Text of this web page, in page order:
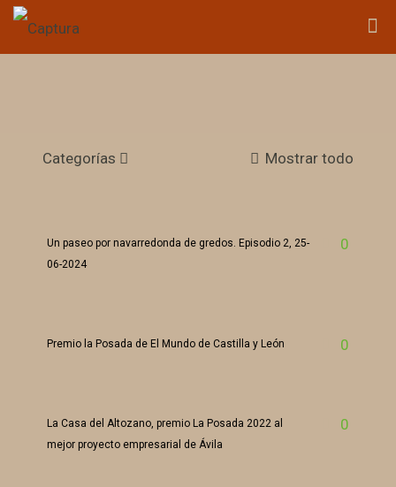
Categorías Mostrar todo
Un paseo por navarredonda de gredos. Episodio 2, 25-
06-2024
0
Premio la Posada de El Mundo de Castilla y León 0
La Casa del Altozano, premio La Posada 2022 al
mejor proyecto empresarial de Ávila
0